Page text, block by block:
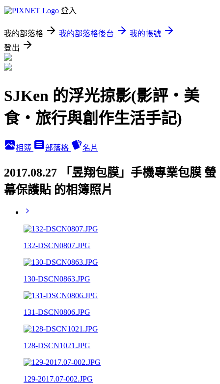
登入
我的部落格 我的部落格後台
我的帳號
登出
SJKen 的浮光掠影(影評‧美
食‧旅行與創作生活手記)
相簿 部落格 名片
2017.08.27 「昱翔包膜」手機專業包膜 螢
幕保護貼 的相簿照片
132-DSCN0807.JPG
130-DSCN0863.JPG
131-DSCN0806.JPG
128-DSCN1021.JPG
129-2017.07-002.JPG